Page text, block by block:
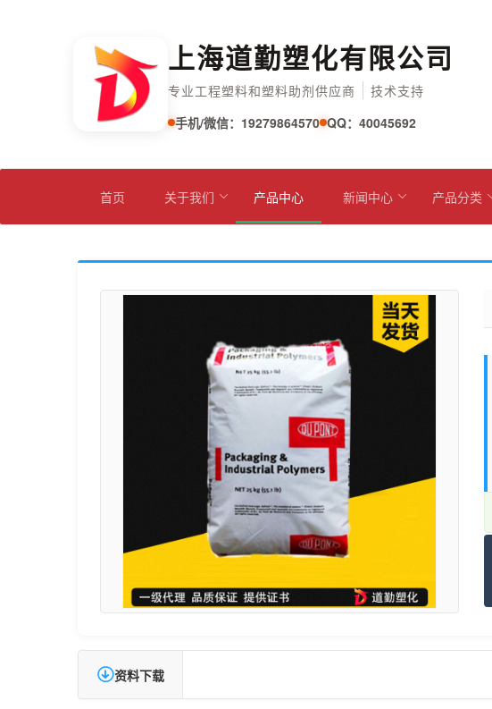
上海道勤塑化有限公司
专业工程塑料和塑料助剂供应商
技术支持
手机/微信：19279864570 QQ：40045692
首页 关于我们 产品中心 新闻中心 产品分类
资料下载